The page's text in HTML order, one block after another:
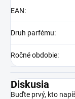
EAN:
Druh parfému:
Ročné obdobie:
Diskusia
Buďte prvý, kto